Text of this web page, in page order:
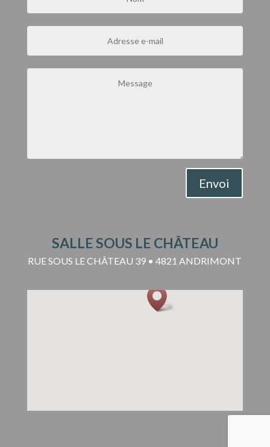
Envoi
SALLE SOUS LE CHÂTEAU
RUE SOUS LE CHÂTEAU 39 • 4821 ANDRIMONT